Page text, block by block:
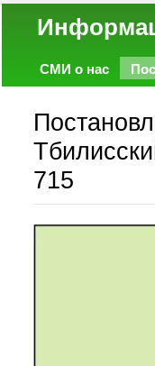
СМИ о нас
715